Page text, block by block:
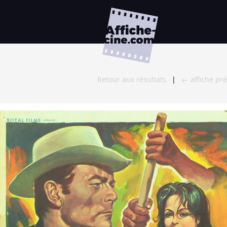
Retour aux résultats | ← affiche